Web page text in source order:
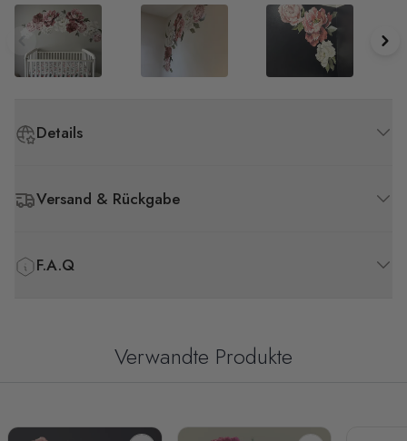
Details
Versand & Rückgabe
F.A.Q
Verwandte Produkte